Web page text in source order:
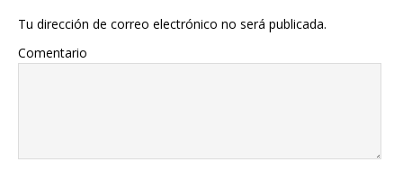
Tu dirección de correo electrónico no será publicada.
Comentario